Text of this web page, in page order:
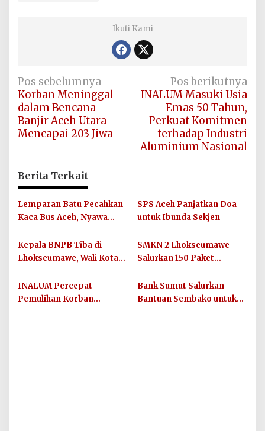
Ikuti Kami
Navigasi
pos
Pos sebelumnya
Korban Meninggal
dalam Bencana
Banjir Aceh Utara
Mencapai 203 Jiwa
Pos berikutnya
INALUM Masuki Usia
Emas 50 Tahun,
Perkuat Komitmen
terhadap Industri
Aluminium Nasional
Berita Terkait
Lemparan Batu Pecahkan
Kaca Bus Aceh, Nyawa
Terancam
SPS Aceh Panjatkan Doa
untuk Ibunda Sekjen
Kepala BNPB Tiba di
Lhokseumawe, Wali Kota
dan Kebutuhan Mendesak
SMKN 2 Lhokseumawe
Salurkan 150 Paket
Siswa Terdampak Banjir
Bandang
INALUM Percepat
Pemulihan Korban
Bank Sumut Salurkan
Bantuan Sembako untuk